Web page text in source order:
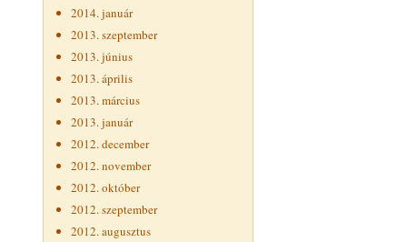
2014. január
2013. szeptember
2013. június
2013. április
2013. március
2013. január
2012. december
2012. november
2012. október
2012. szeptember
2012. augusztus